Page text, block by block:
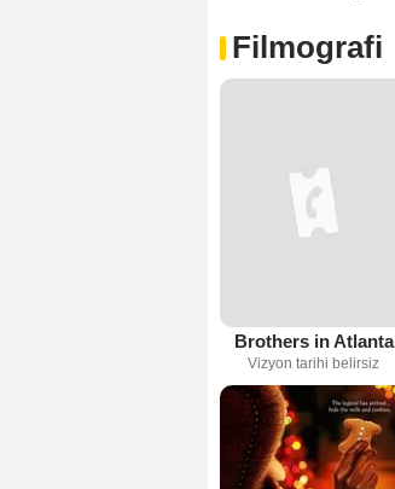
Filmografi
Brothers in Atlanta
Vizyon tarihi belirsiz